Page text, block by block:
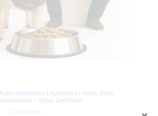
Ryby akwariowe Legionowo i Nowy Dwór
Mazowiecki – Sklep ZooNemo